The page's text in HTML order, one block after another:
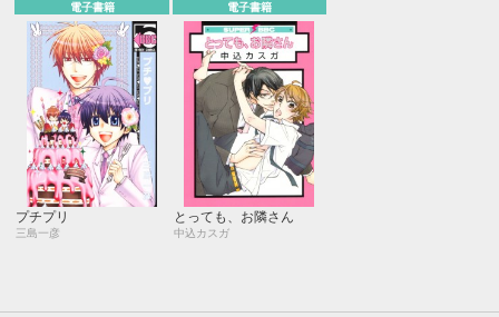
電子書籍
プチプリ
三島一彦
電子書籍
とっても、お隣さん
中込カスガ